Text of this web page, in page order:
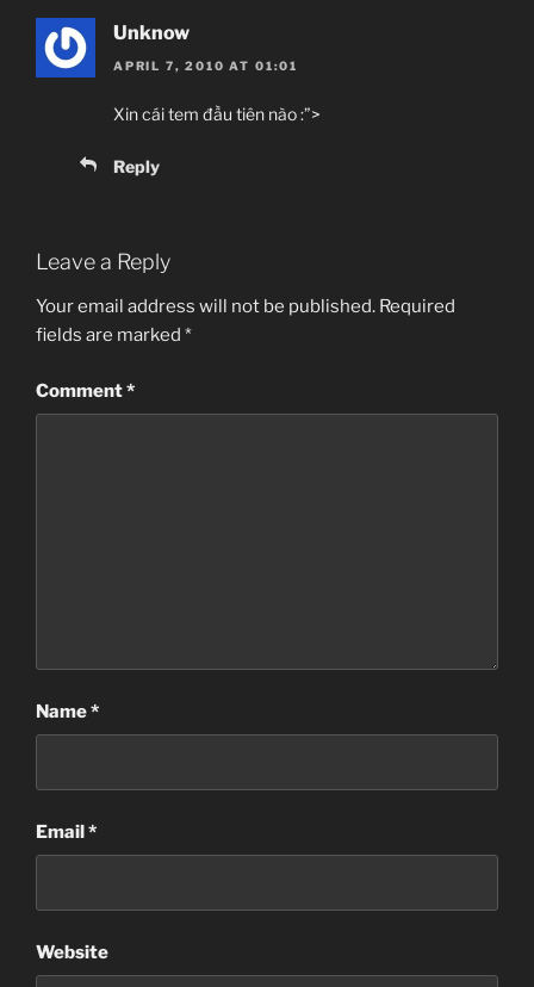
Unknow
APRIL 7, 2010 AT 01:01
Xin cái tem đầu tiên nào :”>
Reply
Leave a Reply
Your email address will not be published. Required
fields are marked *
Comment*
Name*
Email*
Website